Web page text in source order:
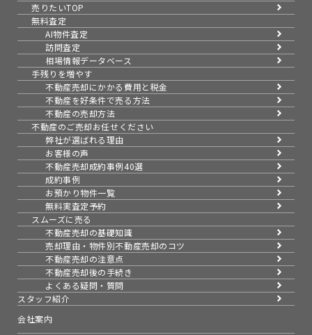
売りたいTOP
無料査定
AI物件査定
訪問査定
相場情報データベース
手残りを増やす
不動産売却にかかる費用と税金
不動産を好条件で売る方法
不動産の売却方法
不動産のご売却お任せください
弊社が選ばれる理由
お客様の声
不動産売却成約事例40選
成約事例
お預かり物件一覧
無料実査定予約
スムーズに売る
不動産売却の基礎知識
売却理由・物件別不動産売却のコツ
不動産売却の注意点
不動産売却後の手続き
よくある疑問・質問
スタッフ紹介
会社案内